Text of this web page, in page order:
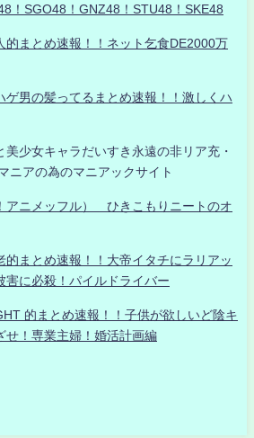
！SGO48！GNZ48！STU48！SKE48
的まとめ速報！！ネット乞食DE2000万
ゲ男の髪ってるまとめ速報！！激しくハ
美少女キャラだいすき永遠の非リア充・
ニアの為のマニアックサイト
アニメッフル） ひきこもりニートのオ
的まとめ速報！！大帝イタチにラリアッ
害に必殺！パイルドライバー
的まとめ速報！！子供が欲しいど陰キ
せ！専業主婦！婚活計画編